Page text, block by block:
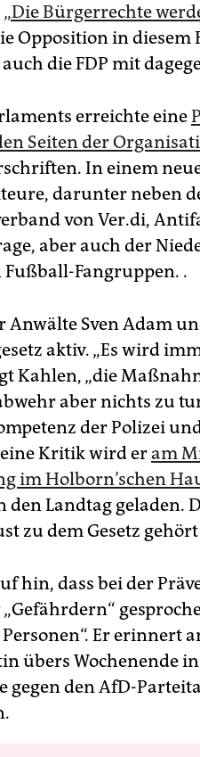
„Die Bürgerrechte
Opposition in
die FDP mit
erreichte eine
Seiten der
In einem
darunter neben
von Ver.di,
aber auch der
Fangruppen. .
Anwälte Sven Adam
aktiv. „Es wird
Kahlen, „die
aber nichts zu
der Polizei
Kritik wird er am
im Holborn’schen
Landtag geladen.
zu dem Gesetz
hin, dass bei der
Er erinnert
übers Wochenende
gegen den AfD-